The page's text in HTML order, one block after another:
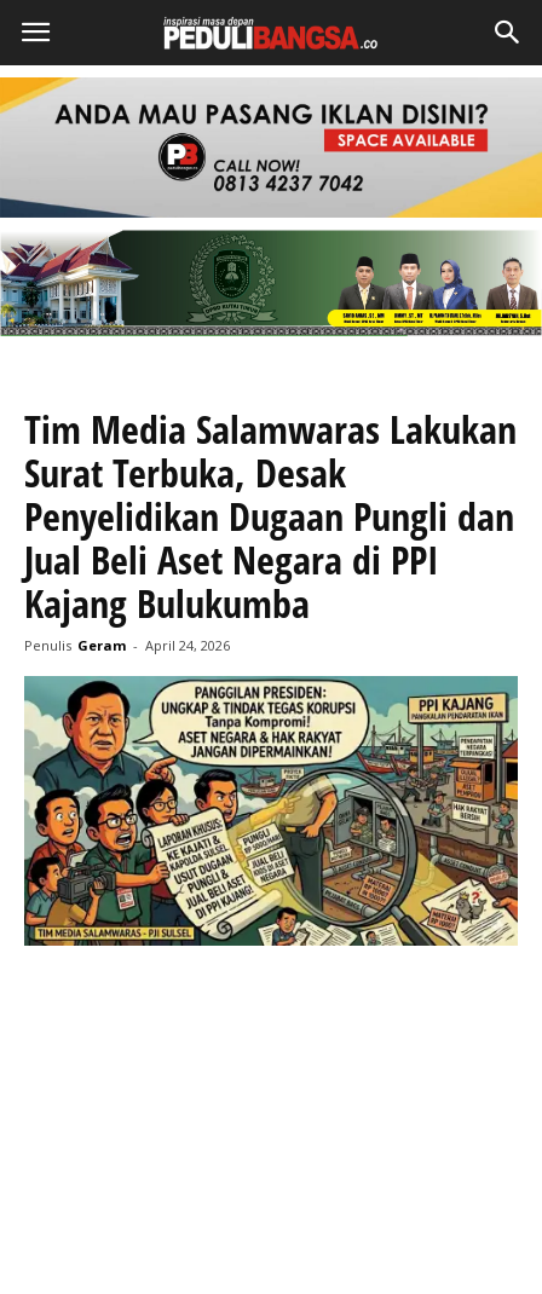
Tim Media Salamwaras Lakukan
Surat Terbuka, Desak
Penyelidikan Dugaan Pungli dan
Jual Beli Aset Negara di PPI
Kajang Bulukumba
Penulis Geram - April 24, 2026